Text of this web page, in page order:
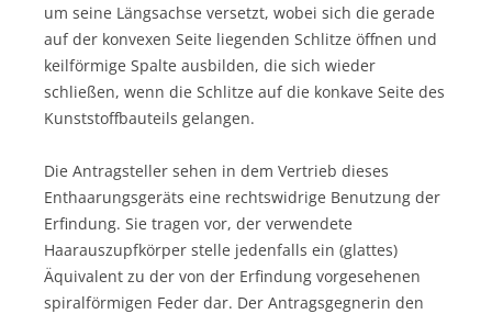
um seine Längsachse versetzt, wobei sich die gerade
auf der konvexen Seite liegenden Schlitze öffnen und
keilförmige Spalte ausbilden, die sich wieder
schließen, wenn die Schlitze auf die konkave Seite des
Kunststoffbauteils gelangen.
Die Antragsteller sehen in dem Vertrieb dieses
Enthaarungsgeräts eine rechtswidrige Benutzung der
Erfindung. Sie tragen vor, der verwendete
Haarauszupfkörper stelle jedenfalls ein (glattes)
Äquivalent zu der von der Erfindung vorgesehenen
spiralförmigen Feder dar. Der Antragsgegnerin den